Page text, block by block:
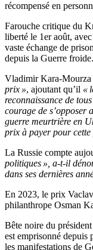
récompensé en
Farouche critique du
liberté le 1er août,
vaste échange de
depuis la Guerre froide.
Vladimir Kara-Mourza
prix », ajoutant qu’il «
reconnaissance de
courage de s’opposer
guerre meurtrière en
prix à payer pour cette
La Russie compte
politiques », a-t-il
dans ses dernières
En 2023, le prix
philanthrope Osman
Bête noire du
est emprisonné depuis
les manifestations de